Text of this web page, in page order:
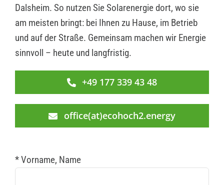
Dalsheim. So nutzen Sie Solarenergie dort, wo sie
am meisten bringt: bei Ihnen zu Hause, im Betrieb
und auf der Straße. Gemeinsam machen wir Energie
sinnvoll – heute und langfristig.
+49 177 339 43 48
office(at)ecohoch2.energy
* Vorname, Name